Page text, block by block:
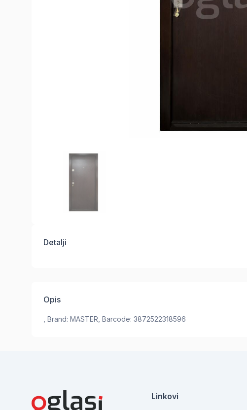
Detalji
Opis
, Brand: MASTER, Barcode: 3872522318596
Linkovi